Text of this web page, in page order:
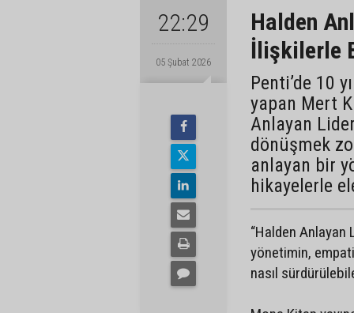
22:29
05 Şubat 2026
Halden
İlişkilerle
Penti’de 10
yapan Mert
Anlayan
dönüşmek
anlayan bir
hikayelerle
“Halden Anlayan
yönetimin,
nasıl